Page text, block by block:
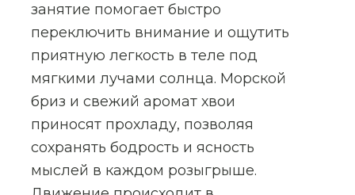
занятие помогает быстро
переключить внимание и ощутить
приятную легкость в теле под
мягкими лучами солнца. Морской
бриз и свежий аромат хвои
приносят прохладу, позволяя
сохранять бодрость и ясность
мыслей в каждом розыгрыше.